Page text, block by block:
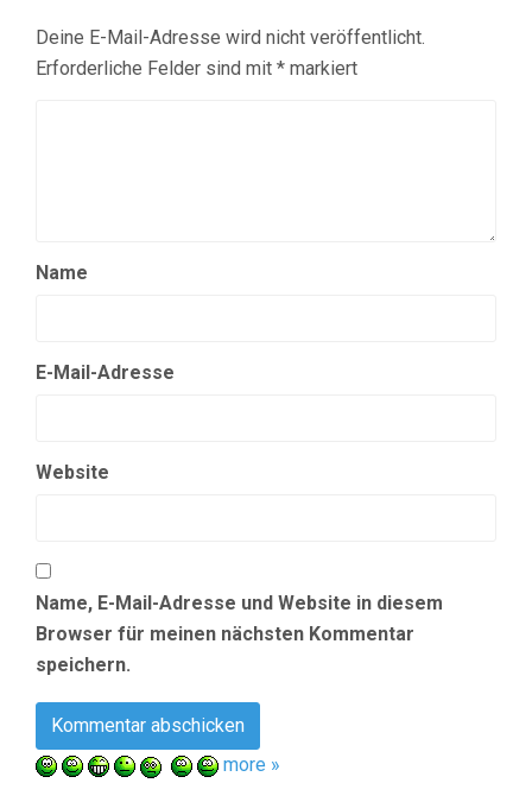
Deine E-Mail-Adresse wird nicht veröffentlicht.
Erforderliche Felder sind mit * markiert
Name
E-Mail-Adresse
Website
Name, E-Mail-Adresse und Website in diesem
Browser für meinen nächsten Kommentar
speichern.
more »